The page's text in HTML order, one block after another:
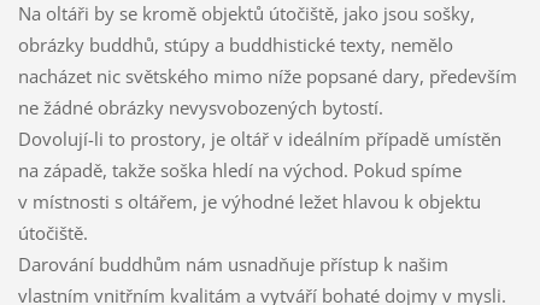
Na oltáři by se kromě objektů útočiště, jako jsou sošky,
obrázky buddhů, stúpy a buddhistické texty, nemělo
nacházet nic světského mimo níže popsané dary, především
ne žádné obrázky nevysvobozených bytostí.
Dovolují-li to prostory, je oltář v ideálním případě umístěn
na západě, takže soška hledí na východ. Pokud spíme
v místnosti s oltářem, je výhodné ležet hlavou k objektu
útočiště.
Darování buddhům nám usnadňuje přístup k našim
vlastním vnitřním kvalitám a vytváří bohaté dojmy v mysli.